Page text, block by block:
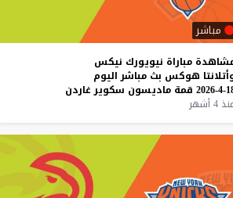
مباشر
مباراة نيويورك نيكس
هوكس بث مباشر اليوم
18-
قمة ماديسون سكوير غاردن
4 أشهر